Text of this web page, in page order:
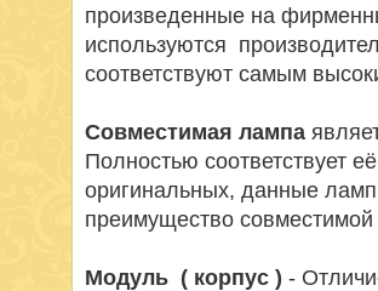
произведенные на
используются
соответствуют самым
Совместимая лампа
Полностью соответствует
оригинальных, данные
преимущество
Модуль ( корпус ) -